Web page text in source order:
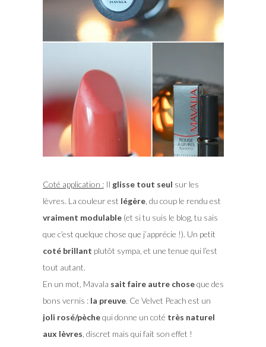
Coté application :Il glisse tout seul sur les
lèvres. La couleur est légère, du coup le rendu est
vraiment modulable(et si tu suis le blog, tu sais
que c’est quelque chose que j’apprécie !). Un petit
coté brillant plutôt sympa, et une tenue qui l’est
tout autant.
En un mot, Mavala sait faire autre choseque des
bons vernis :la preuve. Ce Velvet Peach est un
joli rosé/pèchequi donne un coté très naturel
aux lèvres , discret mais qui fait son effet !